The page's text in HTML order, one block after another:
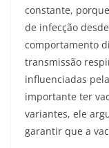
constante,
de infecção
comportamento
transmissão
influenciadas
importante ter
variantes, ele
garantir que a